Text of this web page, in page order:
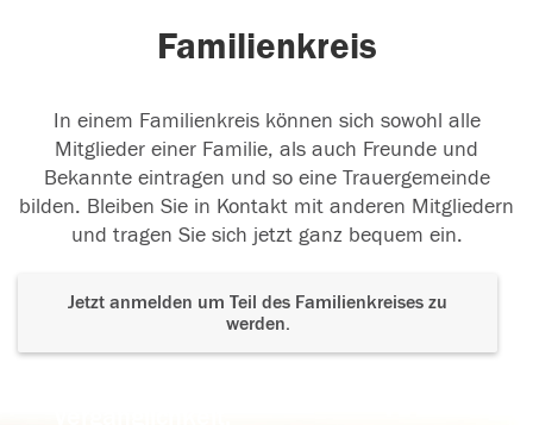
Familienkreis
In einem Familienkreis können sich sowohl alle
Mitglieder einer Familie, als auch Freunde und
Bekannte eintragen und so eine Trauergemeinde
bilden. Bleiben Sie in Kontakt mit anderen Mitgliedern
und tragen Sie sich jetzt ganz bequem ein.
Jetzt anmelden um Teil des Familienkreises zu
werden.